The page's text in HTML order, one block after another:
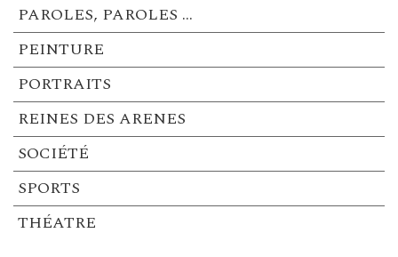
PAROLES, PAROLES …
PEINTURE
PORTRAITS
REINES DES ARENES
SOCIÉTÉ
SPORTS
THÉATRE